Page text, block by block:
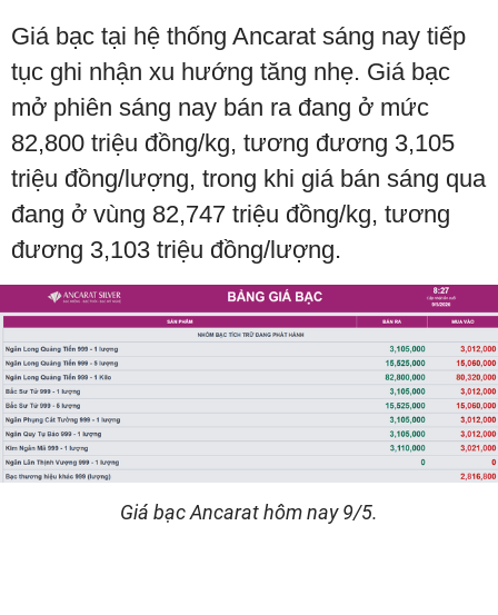
Giá bạc tại hệ thống Ancarat sáng nay tiếp
tục ghi nhận xu hướng tăng nhẹ. Giá bạc
mở phiên sáng nay bán ra đang ở mức
82,800 triệu đồng/kg, tương đương 3,105
triệu đồng/lượng, trong khi giá bán sáng qua
đang ở vùng 82,747 triệu đồng/kg, tương
đương 3,103 triệu đồng/lượng.
Giá bạc Ancarat hôm nay 9/5.